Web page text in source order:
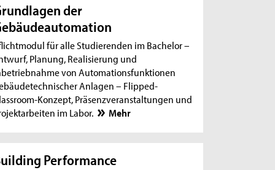
der
für alle Studierenden im Bachelor –
Planung, Realisierung und
von Automationsfunktionen
Anlagen – Flipped-
Konzept, Präsenzveranstaltungen und
im Labor.
Mehr
Performance